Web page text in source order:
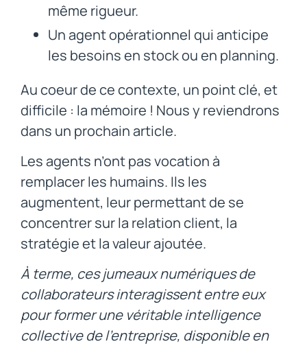
même rigueur.
Un agent opérationnel qui anticipe
les besoins en stock ou en planning.
Au coeur de ce contexte, un point clé, et
difficile : la mémoire ! Nous y reviendrons
dans un prochain article.
Les agents n’ont pas vocation à
remplacer les humains. Ils les
augmentent, leur permettant de se
concentrer sur la relation client, la
stratégie et la valeur ajoutée.
À terme, ces jumeaux numériques de
collaborateurs interagissent entre eux
pour former une véritable intelligence
collective de l’entreprise, disponible en